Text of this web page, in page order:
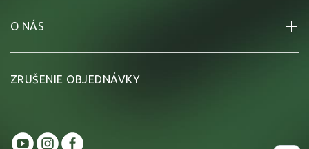
O NÁS
ZRUŠENIE OBJEDNÁVKY